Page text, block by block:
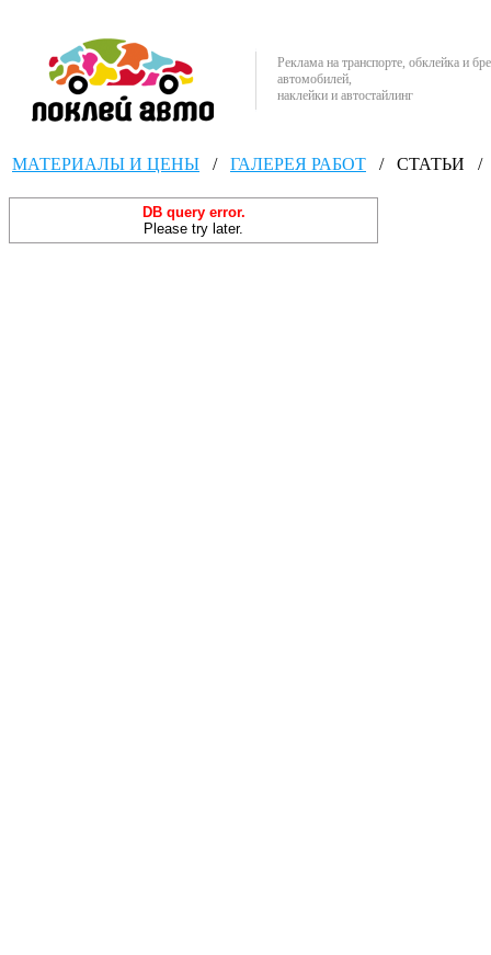
Реклама на транспорте, обклейка и
автомобилей,
наклейки и автостайлинг
МАТЕРИАЛЫ И ЦЕНЫ / ГАЛЕРЕЯ РАБОТ / СТАТЬИ /
DB query error.
Please try later.